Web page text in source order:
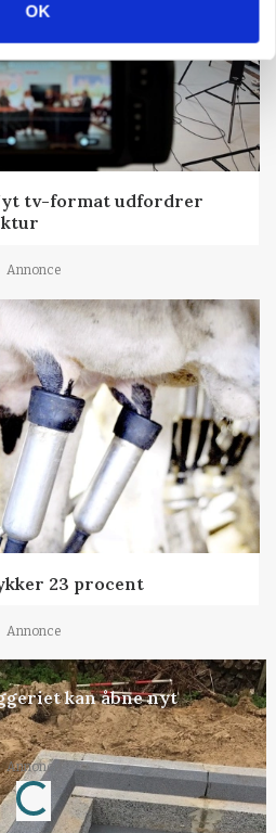
OK
tv-format udfordrer
Annonce
23 procent
Annonce
kan åbne nyt
Annonce
Loading...